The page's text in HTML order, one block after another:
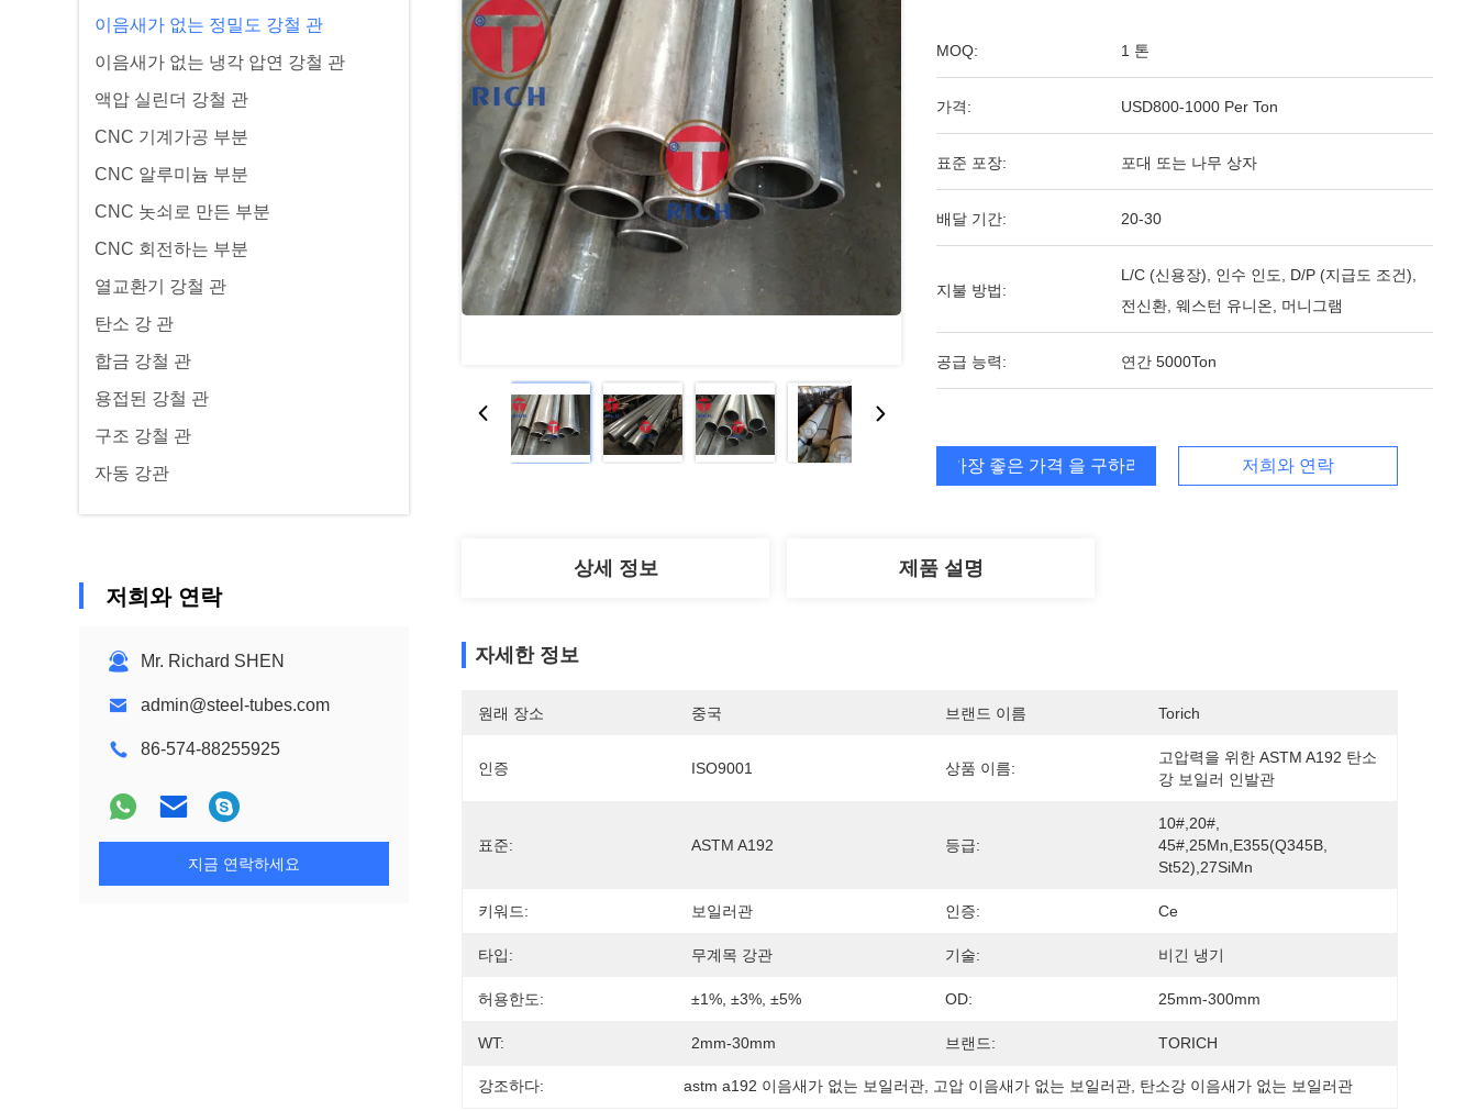
이음새가 없는 정밀도 강철 관
이음새가 없는 냉각 압연 강철 관
액압 실린더 강철 관
CNC 기계가공 부분
CNC 알루미늄 부분
CNC 놋쇠로 만든 부분
CNC 회전하는 부분
열교환기 강철 관
탄소 강 관
합금 강철 관
용접된 강철 관
구조 강철 관
자동 강관
저희와 연락
Mr. Richard SHEN
admin@steel-tubes.com
86-574-88255925
지금 연락하세요
MOQ: 1 톤
가격: USD800-1000 Per Ton
표준 포장: 포대 또는 나무 상자
배달 기간: 20-30
지불 방법:
L/C (신용장), 인수 인도, D/P (지급도 조건),
전신환, 웨스턴 유니온, 머니그램
공급 능력: 연간 5000Ton
가장 좋은 가격 을 구하라 저희와 연락
상세 정보 제품 설명
자세한 정보
원래 장소 중국 브랜드 이름 Torich
인증 ISO9001 상품 이름:
고압력을 위한 ASTM A192 탄소
강 보일러 인발관
표준: ASTM A192 등급:
10#,20#,
45#,25Mn,E355(Q345B,
St52),27SiMn
키워드: 보일러관 인증: Ce
타입: 무계목 강관 기술: 비긴 냉기
허용한도: ±1%, ±3%, ±5% OD: 25mm-300mm
WT: 2mm-30mm 브랜드: TORICH
강조하다: astm a192 이음새가 없는 보일러관 고압 이음새가 없는 보일러관 탄소강 이음새가 없는 보일러관